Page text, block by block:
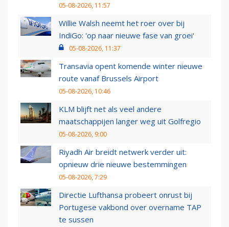
05-08-2026, 11:57
Willie Walsh neemt het roer over bij
IndiGo: 'op naar nieuwe fase van groei'
05-08-2026, 11:37
Transavia opent komende winter nieuwe
route vanaf Brussels Airport
05-08-2026, 10:46
KLM blijft net als veel andere
maatschappijen langer weg uit Golfregio
05-08-2026, 9:00
Riyadh Air breidt netwerk verder uit:
opnieuw drie nieuwe bestemmingen
05-08-2026, 7:29
Directie Lufthansa probeert onrust bij
Portugese vakbond over overname TAP
te sussen